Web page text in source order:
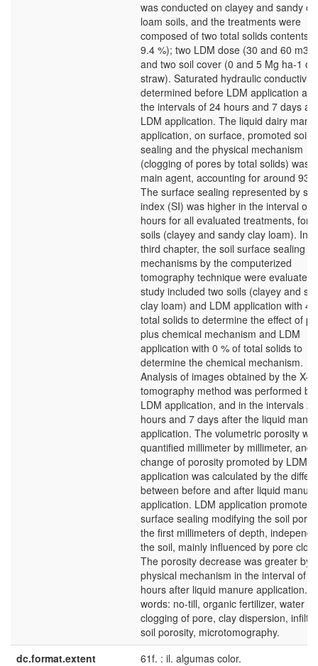
was conducted on clayey and sandy
loam soils, and the treatments were
composed of two total solids contents
9.4 %); two LDM dose (30 and 60 m3
and two soil cover (0 and 5 Mg ha-1 of
straw). Saturated hydraulic
determined before LDM application
the intervals of 24 hours and 7 days
LDM application. The liquid dairy
application, on surface, promoted soil
sealing and the physical mechanism
(clogging of pores by total solids) was
main agent, accounting for around 93
The surface sealing represented by
index (SI) was higher in the interval of
hours for all evaluated treatments, for
soils (clayey and sandy clay loam). In
third chapter, the soil surface sealing
mechanisms by the computerized
tomography technique were
study included two soils (clayey and
clay loam) and LDM application with
total solids to determine the effect of
plus chemical mechanism and LDM
application with 0 % of total solids to
determine the chemical mechanism.
Analysis of images obtained by the X-
tomography method was performed
LDM application, and in the intervals 24
hours and 7 days after the liquid
application. The volumetric porosity
quantified millimeter by millimeter, and
change of porosity promoted by LDM
application was calculated by the
between before and after liquid manure
application. LDM application promoted
surface sealing modifying the soil
the first millimeters of depth,
the soil, mainly influenced by pore
The porosity decrease was greater by
physical mechanism in the interval of
hours after liquid manure application.
words: no-till, organic fertilizer, water
clogging of pore, clay dispersion,
soil porosity, microtomography.
dc.format.extent
61f. : il. algumas color.